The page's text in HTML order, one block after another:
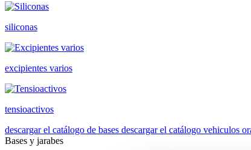
siliconas
excipientes varios
tensioactivos
descargar el catálogo de bases descargar el catálogo vehiculos
Bases y jarabes